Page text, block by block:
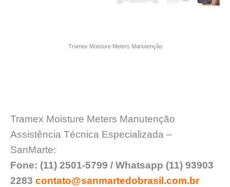
Tramex Moisture Meters Manutenção
Tramex Moisture Meters Manutenção
Assistência Técnica Especializada –
SanMarte:
Fone: (11) 2501-5799 / Whatsapp (11) 93903
2283 contato@sanmartedobrasil.com.br